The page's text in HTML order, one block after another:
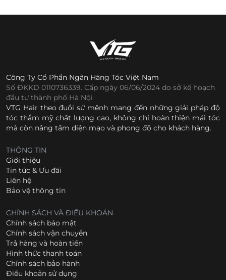
Công Ty Cổ Phần Ngân Hàng Tóc Việt Nam
Số ĐKKD 0110736339. Cấp ngày 06/06/2024 do sở kế hoạch
đầu tư thành phố Hà Nội
VTG Hair theo đuổi sứ mệnh mang đến những giải pháp độ
tóc thẩm mỹ chất lượng cao, không chỉ hoàn thiện mái tóc
mà còn nâng tầm diện mạo và phong độ cho khách hàng.
THÔNG TIN
Giới thiệu
Tin tức & Ưu đãi
Liên hệ
Bảo vệ thông tin
CHÍNH SÁCH VÀ ĐIỀU KHOẢN
Chính sách bảo mật
Chính sách vận chuyển
Trả hàng và hoàn tiền
Hình thức thanh toán
Chính sách bảo hành
Điều khoản sử dụng